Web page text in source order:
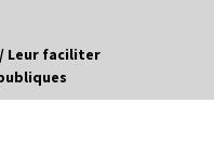
plus là (17e partie)
Leur faciliter